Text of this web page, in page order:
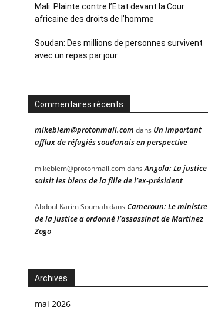
Mali: Plainte contre l’Etat devant la Cour
africaine des droits de l’homme
Soudan: Des millions de personnes survivent
avec un repas par jour
Commentaires récents
mikebiem@protonmail.com dans Un important
afflux de réfugiés soudanais en perspective
mikebiem@protonmail.comdansAngola: La justice
saisit les biens de la fille de l’ex-président
Abdoul Karim Soumahdans Cameroun: Le ministre
de la Justice a ordonné l’assassinat de Martinez
Zogo
Archives
mai 2026